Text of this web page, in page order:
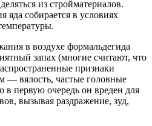
из стройматериалов.
яда собирается в условиях
в воздухе формальдегида
запах (многие считают, что
признаки
— вялость, частые головные
в первую очередь он вреден для
вызывая раздражение, зуд,